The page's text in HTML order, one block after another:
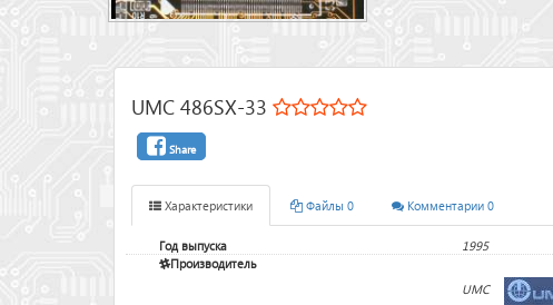
UMC 486SX-33
Share
Характеристики Файлы 0 Комментарии 0
Год выпуска
1995
Производитель
UMC